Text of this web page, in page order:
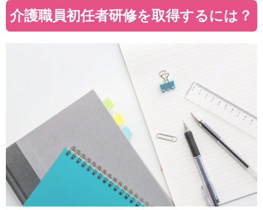
介護職員初任者研修を取得するには？